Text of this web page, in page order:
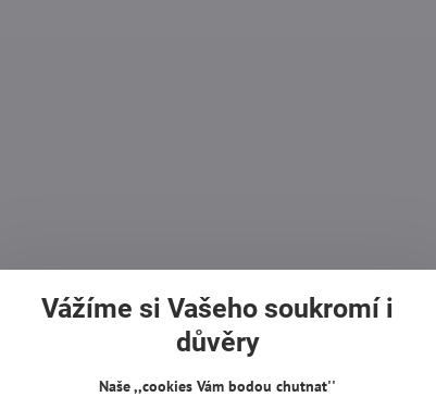
Vážíme si Vašeho soukromí i
důvěry
Naše ,,cookies Vám bodou chutnat''